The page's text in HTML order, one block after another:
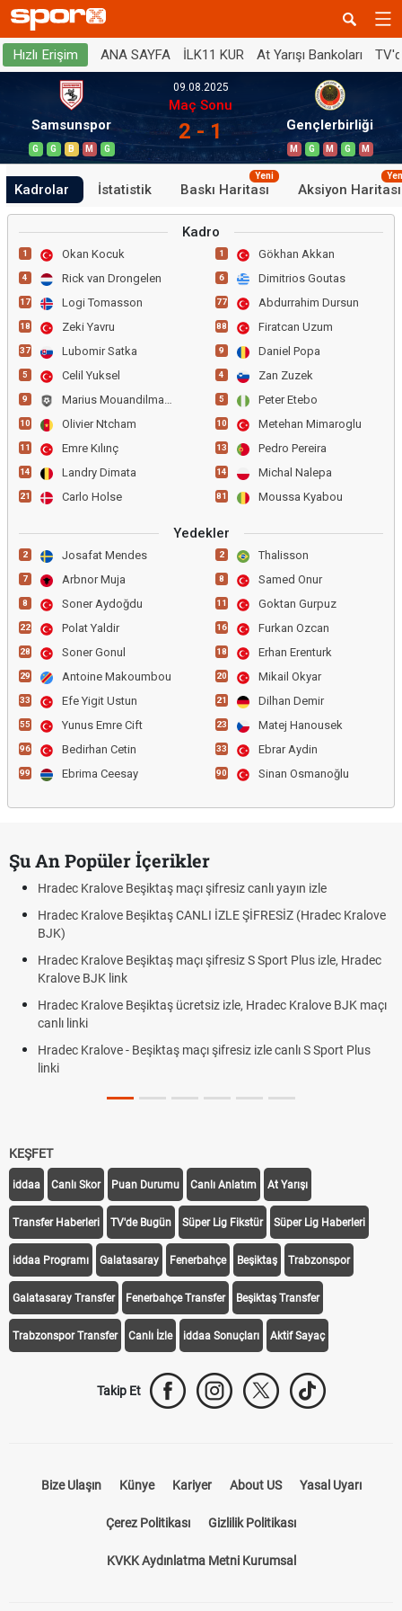
Hızlı Erişim ANA SAYFA İLK11 KUR At Yarışı Bankoları
Samsunspor
G G B M G
09.08.2025
Maç Sonu
2 - 1 Gençlerbirliği
M G M G M
Kadrolar İstatistik Baskı Haritası
Yeni
Aksiyon Haritası
Kadro
1 Okan Kocuk
4 Rick van Drongelen
17 Logi Tomasson
18 Zeki Yavru
37 Lubomir Satka
5 Celil Yuksel
9 Marius Mouandilmadji
10 Olivier Ntcham
11 Emre Kılınç
14 Landry Dimata
21 Carlo Holse
1 Gökhan Akkan
6 Dimitrios Goutas
77 Abdurrahim Dursun
88 Firatcan Uzum
9 Daniel Popa
4 Zan Zuzek
5 Peter Etebo
10 Metehan Mimaroglu
13 Pedro Pereira
14 Michal Nalepa
81 Moussa Kyabou
Yedekler
2 Josafat Mendes
7 Arbnor Muja
8 Soner Aydoğdu
22 Polat Yaldir
28 Soner Gonul
29 Antoine Makoumbou
33 Efe Yigit Ustun
55 Yunus Emre Cift
96 Bedirhan Cetin
99 Ebrima Ceesay
2 Thalisson
8 Samed Onur
11 Goktan Gurpuz
16 Furkan Ozcan
18 Erhan Erenturk
20 Mikail Okyar
21 Dilhan Demir
23 Matej Hanousek
33 Ebrar Aydin
90 Sinan Osmanoğlu
Şu An Popüler İçerikler
Hradec Kralove Beşiktaş maçı şifresiz canlı yayın izle
Hradec Kralove Beşiktaş CANLI İZLE ŞİFRESİZ (Hradec Kralove
BJK)
Hradec Kralove Beşiktaş maçı şifresiz S Sport Plus izle, Hradec
Kralove BJK link
Hradec Kralove Beşiktaş ücretsiz izle, Hradec Kralove BJK maçı
canlı linki
Hradec Kralove - Beşiktaş maçı şifresiz izle canlı S Sport Plus
linki
KEŞFET
iddaa Canlı Skor Puan Durumu Canlı Anlatım At Yarışı
Transfer Haberleri TV'de Bugün Süper Lig Fikstür Süper Lig Haberleri
iddaa Programı Galatasaray Fenerbahçe Beşiktaş Trabzonspor
Galatasaray Transfer Fenerbahçe Transfer Beşiktaş Transfer
Trabzonspor Transfer Canlı İzle iddaa Sonuçları Aktif Sayaç
Takip Et
Bize Ulaşın Künye Kariyer About US Yasal Uyarı
Çerez Politikası Gizlilik Politikası
KVKK Aydınlatma Metni Kurumsal